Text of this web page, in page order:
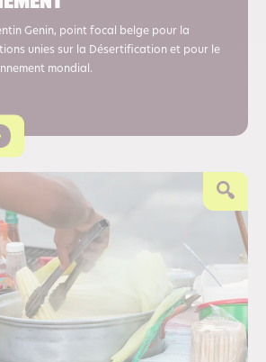
Genin, point focal belge pour la
unies sur la Désertification et pour le
mondial.